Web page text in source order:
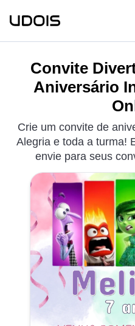
Convite
Aniversário
Crie um convite de
Alegria e toda a turma!
envie para seus